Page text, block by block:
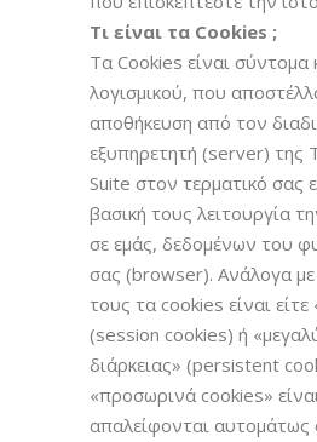
Τι είναι τα Cookies ;
Tα Cookies είναι σύντομα
λογισμικού, που
αποθήκευση από τον
εξυπηρετητή (server) της
Suite στον τερματικό σας
βασική τους λειτουργία
σε εμάς, δεδομένων του
σας (browser). Ανάλογα με
τους τα cookies είναι
(session cookies) ή
διάρκειας» (persistent
«προσωρινά cookies»
απαλείφονται αυτομάτως